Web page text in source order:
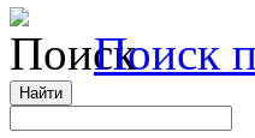
Поиск